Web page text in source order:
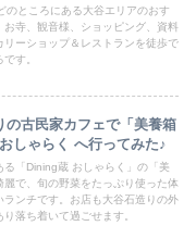
のところにある大谷エリアのおす
寺、観音様、ショッピング、資料
ーショップ＆レストランを徒歩で
す。
の古民家カフェで「美養箱
しゃらく へ行ってみた♪
「Dining蔵 おしゃらく」の「美
で、旬の野菜をたっぷり使った体
ンチです。お店も大谷石造りの外
落ち着いて過ごせます。